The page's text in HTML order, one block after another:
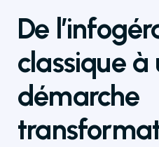
De
classique à
démarche